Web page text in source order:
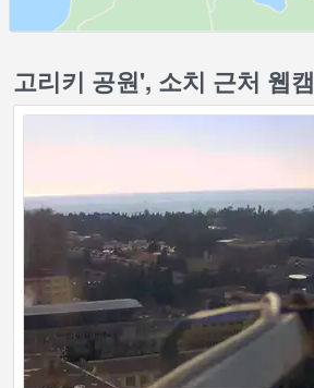
고리키 공원', 소치 근처 웹캠